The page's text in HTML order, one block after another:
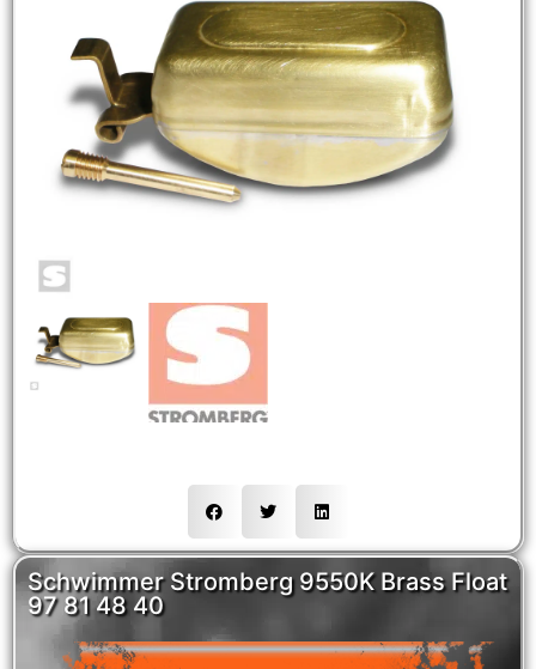
NEW
HOT
Schwimmer Stromberg 9550K Brass Float
97 81 48 40